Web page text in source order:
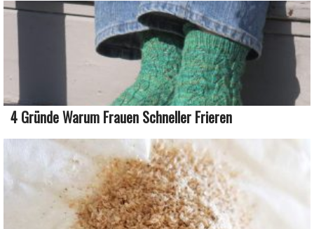
4 Gründe Warum Frauen Schneller Frieren